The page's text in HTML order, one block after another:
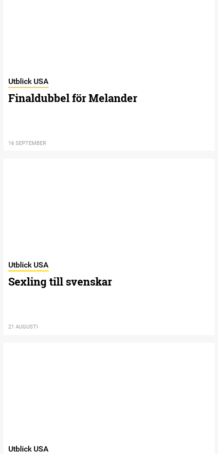
Utblick USA
Finaldubbel för Melander
16 SEPTEMBER
Utblick USA
Sexling till svenskar
21 AUGUSTI
Utblick USA